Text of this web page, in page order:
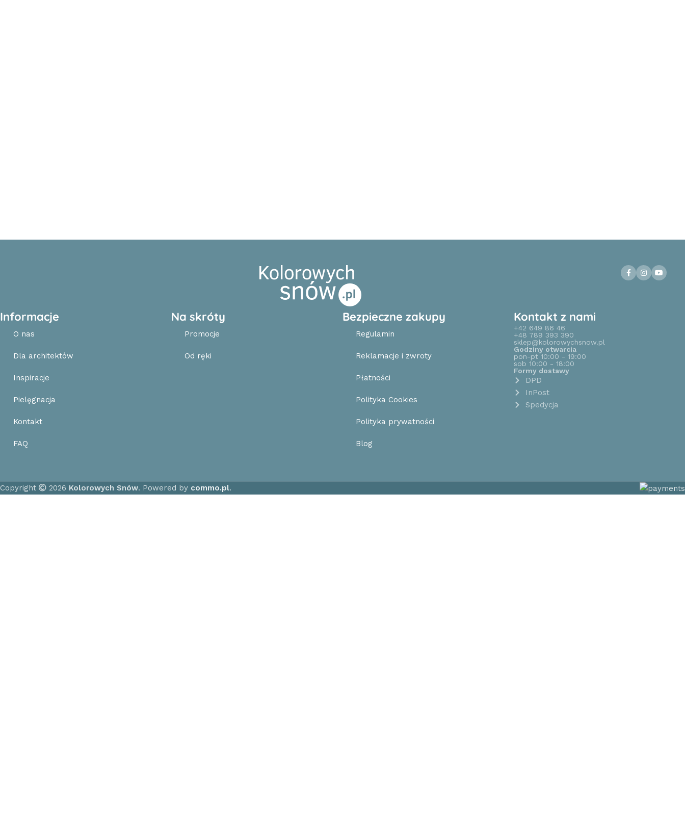
Informacje
O nas
Dla architektów
Inspiracje
Pielęgnacja
Kontakt
FAQ
Na skróty
Promocje
Od ręki
Bezpieczne zakupy
Regulamin
Reklamacje i zwroty
Płatności
Polityka Cookies
Polityka prywatności
Blog
Kontakt z nami
+42 649 86 46
+48 789 393 390
sklep@kolorowychsnow.pl
Godziny otwarcia
pon-pt 10:00 - 19:00
sob 10:00 - 18:00
Formy dostawy
DPD
InPost
Spedycja
Copyright 2026 Kolorowych Snów. Powered by commo.pl.